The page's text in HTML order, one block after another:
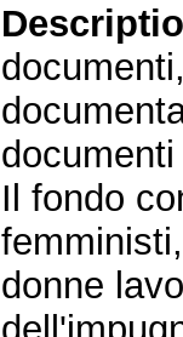
Il fondo
donne